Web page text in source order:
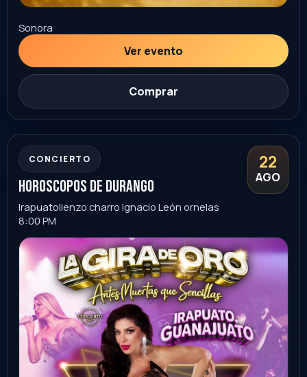
Guanajuato
Comprar
STAND UP +18
tiorober stand up
Hermosillo London Pub9:00 PM
22